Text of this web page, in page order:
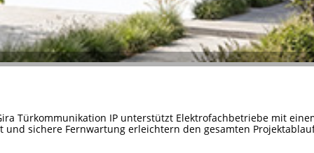
Türkommunikation IP unterstützt Elektrofachbetriebe mit
sichere Fernwartung erleichtern den gesamten